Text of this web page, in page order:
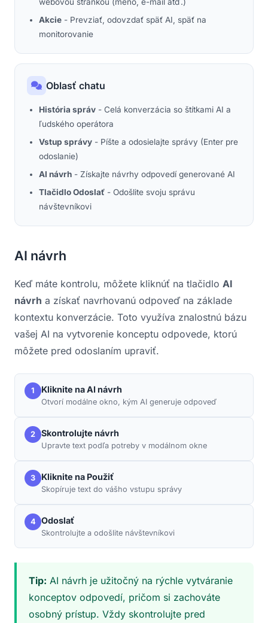
Akcie - Prevziať, odovzdať späť AI, späť na
monitorovanie
Oblasť chatu
História správ - Celá konverzácia so štítkami AI a
ľudského operátora
Vstup správy - Píšte a odosielajte správy (Enter pre
odoslanie)
AI návrh - Získajte návrhy odpovedí generované AI
Tlačidlo Odoslať - Odošlite svoju správu
návštevníkovi
AI návrh
Keď máte kontrolu, môžete kliknúť na tlačidlo AI
návrh a získať navrhovanú odpoveď na základe
kontextu konverzácie. Toto využíva znalostnú bázu
vašej AI na vytvorenie konceptu odpovede, ktorú
môžete pred odoslaním upraviť.
1 Kliknite na AI návrh
Otvorí modálne okno, kým AI generuje odpoveď
2 Skontrolujte návrh
Upravte text podľa potreby v modálnom okne
3 Kliknite na Použiť
Skopíruje text do vášho vstupu správy
4 Odoslať
Skontrolujte a odošlite návštevníkovi
Tip: AI návrh je užitočný na rýchle vytváranie
konceptov odpovedí, pričom si zachováte
osobný prístup. Vždy skontrolujte pred